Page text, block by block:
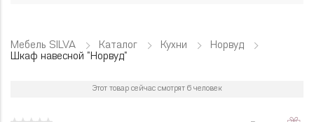
Мебель SILVA Каталог Кухни
Норвуд
Шкаф навесной "Норвуд"
Этот товар сейчас смотрят 6 человек